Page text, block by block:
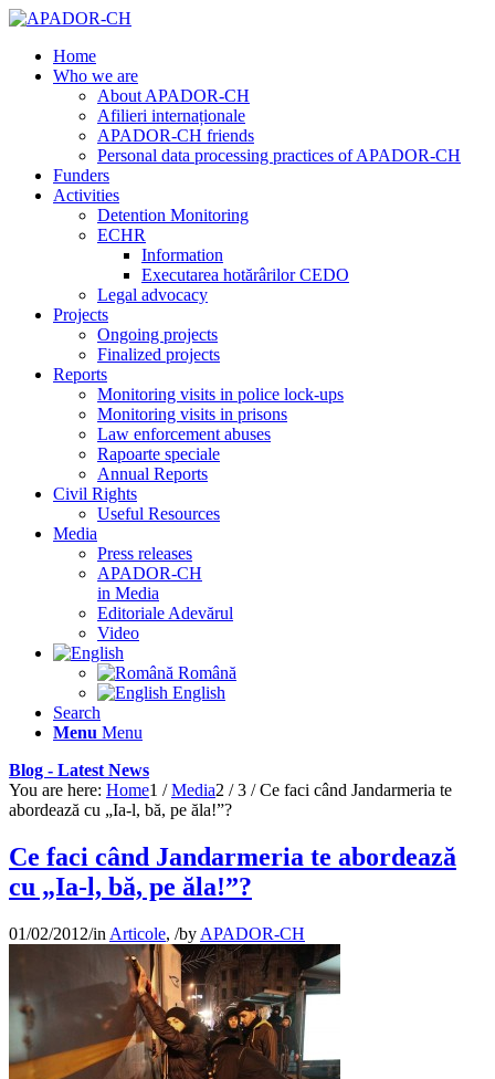
Home
Who we are
About APADOR-CH
Afilieri internaționale
APADOR-CH friends
Personal data processing practices of APADOR-CH
Funders
Activities
Detention Monitoring
ECHR
Information
Executarea hotărârilor CEDO
Legal advocacy
Projects
Ongoing projects
Finalized projects
Reports
Monitoring visits in police lock-ups
Monitoring visits in prisons
Law enforcement abuses
Rapoarte speciale
Annual Reports
Civil Rights
Useful Resources
Media
Press releases
APADOR-CH
in Media
Editoriale Adevărul
Video
Română
English
Search
Menu Menu
Blog - Latest News
You are here: Home1 / Media2 / 3 / Ce faci când Jandarmeria te
abordează cu „Ia-l, bă, pe ăla!”?
Ce faci când Jandarmeria te abordează
cu „Ia-l, bă, pe ăla!”?
01/02/2012/in Articole, /by APADOR-CH